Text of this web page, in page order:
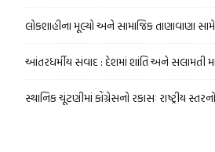
લોકશાહીના મૂલ્યો અને સામાજિક તાણાવાણા
આંતરધર્મીય સંવાદ : દેશમાં શાંતિ અને સલામતી
સ્થાનિક ચૂંટણીમાં કોંગ્રેસનો રકાસઃ રાષ્ટ્રીય